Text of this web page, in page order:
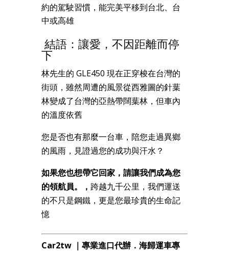
約的駕駛習慣，能完美平移到台北、台
中或高雄
結語：讓愛，不因距離而停
下
林先生的 GLE450 現在正穿梭在台灣的
街頭，雖然周遭的風景從西雅圖的針葉
林變成了台灣的亞熱帶闊葉林，但車內
的溫度依舊
您是否也有那麼一台車，陪您走過異鄉
的風雨，見證過您的成功與汗水？
如果您也想帶它回家，請讓我們成為您
的領航員。， 跨越九千公里，我們運送
的不只是鋼鐵，更是您最珍貴的生命記
憶
Car2tw ｜專業進口代辦．海歸運車專